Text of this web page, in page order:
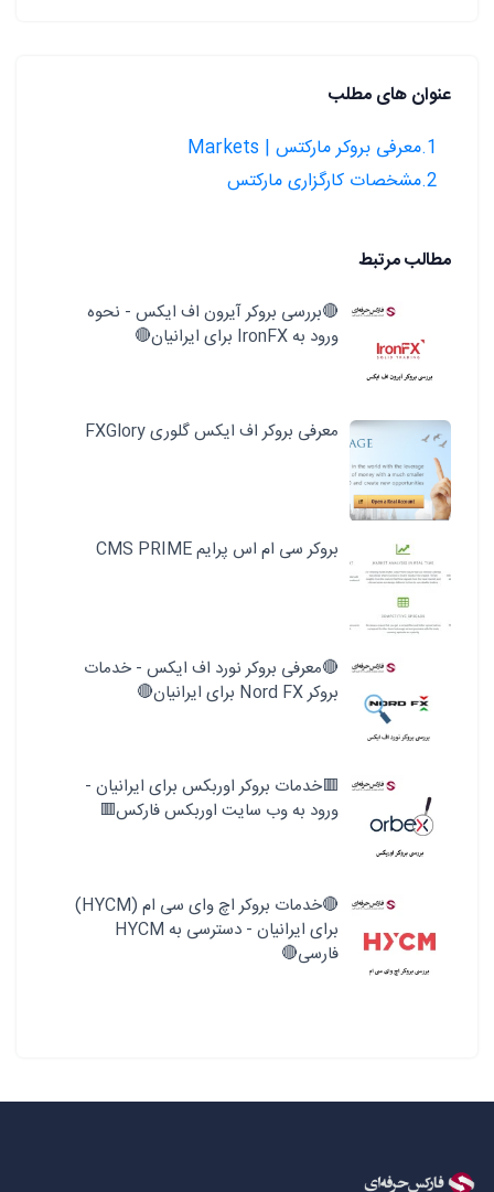
عنوان های مطلب
1.معرفی بروکر مارکتس | Markets
2.مشخصات کارگزاری مارکتس
مطالب مرتبط
🔴بررسی بروکر آیرون اف ایکس - نحوه
ورود به IronFX برای ایرانیان🔴
معرفی بروکر اف ایکس گلوری FXGlory
بروکر سی ام اس پرایم CMS PRIME
🔴معرفی بروکر نورد اف ایکس - خدمات
بروکر Nord FX برای ایرانیان🔴
🟥خدمات بروکر اوربکس برای ایرانیان -
ورود به وب سایت اوربکس فارکس🟥
🔴خدمات بروکر اچ وای سی ام (HYCM)
برای ایرانیان - دسترسی به HYCM
فارسی🔴